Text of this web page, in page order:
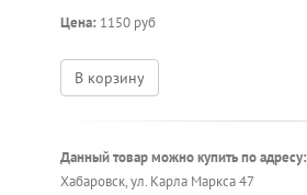
Цена: 1150 руб
В корзину
Данный товар можно купить по адресу:
Хабаровск, ул. Карла Маркса 47